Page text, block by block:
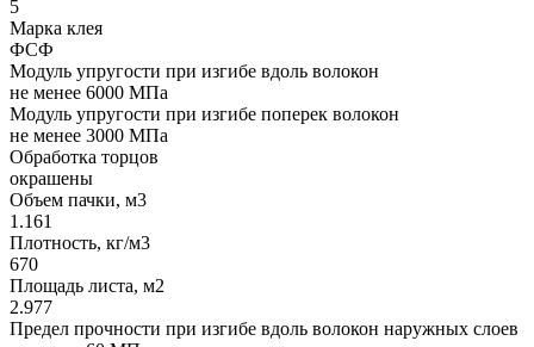
5
Марка клея
ФСФ
Модуль упругости при изгибе вдоль волокон
не менее 6000 МПа
Модуль упругости при изгибе поперек волокон
не менее 3000 МПа
Обработка торцов
окрашены
Объем пачки, м3
1.161
Плотность, кг/м3
670
Площадь листа, м2
2.977
Предел прочности при изгибе вдоль волокон наружных слоев